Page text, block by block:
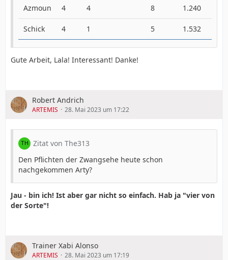
Azmoun 4 4 8 1.240
Schick 4 1 5 1.532
Gute Arbeit, Lala! Interessant! Danke!
Robert Andrich
ARTEMIS 28. Mai 2023 um 17:22
Zitat von The313
Den Pflichten der Zwangsehe heute schon
nachgekommen Arty?
Jau - bin ich! Ist aber gar nicht so einfach. Hab ja "vier von
der Sorte"!
Trainer Xabi Alonso
ARTEMIS 28. Mai 2023 um 17:19